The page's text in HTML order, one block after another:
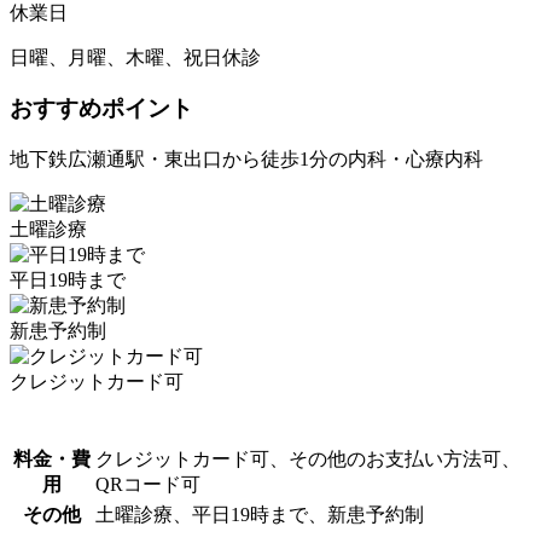
休業日
日曜、月曜、木曜、祝日休診
おすすめポイント
地下鉄広瀬通駅・東出口から徒歩1分の内科・心療内科
土曜診療
平日19時まで
新患予約制
クレジットカード可
料金・費
用
クレジットカード可、その他のお支払い方法可、
QRコード可
その他
土曜診療、平日19時まで、新患予約制